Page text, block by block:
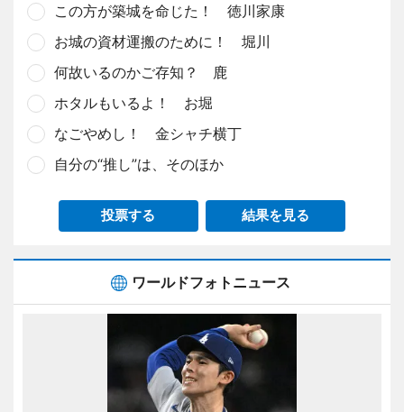
この方が築城を命じた！ 徳川家康
お城の資材運搬のために！ 堀川
何故いるのかご存知？ 鹿
ホタルもいるよ！ お堀
なごやめし！ 金シャチ横丁
自分の“推し”は、そのほか
投票する 結果を見る
ワールドフォトニュース